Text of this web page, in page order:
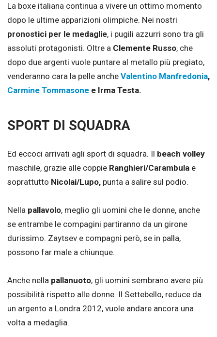
La boxe italiana continua a vivere un ottimo momento
dopo le ultime apparizioni olimpiche. Nei nostri
pronostici per le medaglie, i pugili azzurri sono tra gli
assoluti protagonisti. Oltre a Clemente Russo, che
dopo due argenti vuole puntare al metallo più pregiato,
venderanno cara la pelle anche Valentino Manfredonia,
Carmine Tommasone e Irma Testa.
SPORT DI SQUADRA
Ed eccoci arrivati agli sport di squadra. Il beach volley
maschile, grazie alle coppie Ranghieri/Carambula e
soprattutto Nicolai/Lupo, punta a salire sul podio.
Nella pallavolo, meglio gli uomini che le donne, anche
se entrambe le compagini partiranno da un girone
durissimo. Zaytsev e compagni però, se in palla,
possono far male a chiunque.
Anche nella pallanuoto, gli uomini sembrano avere più
possibilità rispetto alle donne. Il Settebello, reduce da
un argento a Londra 2012, vuole andare ancora una
volta a medaglia.